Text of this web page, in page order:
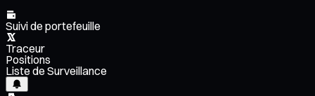
Suivi de portefeuille
Traceur
Positions
Liste de Surveillance